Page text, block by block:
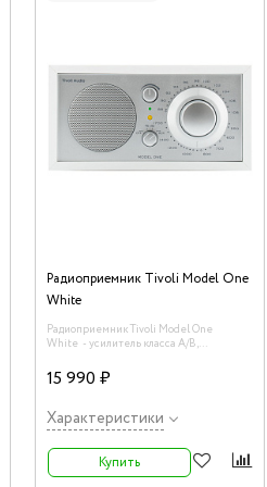
Радиоприемник Tivoli Model One
White
Радиоприемник Tivoli Model One
White - усилитель класса А/В,
выходы на наушники и на запись,
линейный вход mini-jack 3,5 мм.
15 990 ₽
Характеристики
Купить